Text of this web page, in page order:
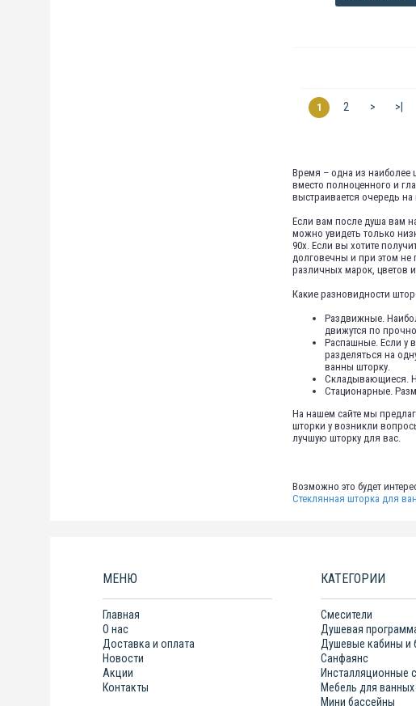
1 2 > >|
Время – одна из наиболее
вместо полноценного и
выстраивается очередь
Если вам после душа вам
можно увидеть только
90х. Если вы хотите
долговечны и при этом не
различных марок, цветов
Какие разновидности
Раздвижные.
движутся по
Распашные. Если у
разделяться на
ванны шторку.
Складывающиеся.
Стационарные.
На нашем сайте мы
шторки у возникли
лучшую шторку для вас.
Возможно это будет
Стеклянная шторка для
МЕНЮ
Главная
О нас
Доставка и оплата
Новости
Акции
Контакты
КАТЕГОРИИ
Смесители
Душевая
Душевые кабины и
Санфаянс
Инсталляционные
Мебель для
Мини бассейны